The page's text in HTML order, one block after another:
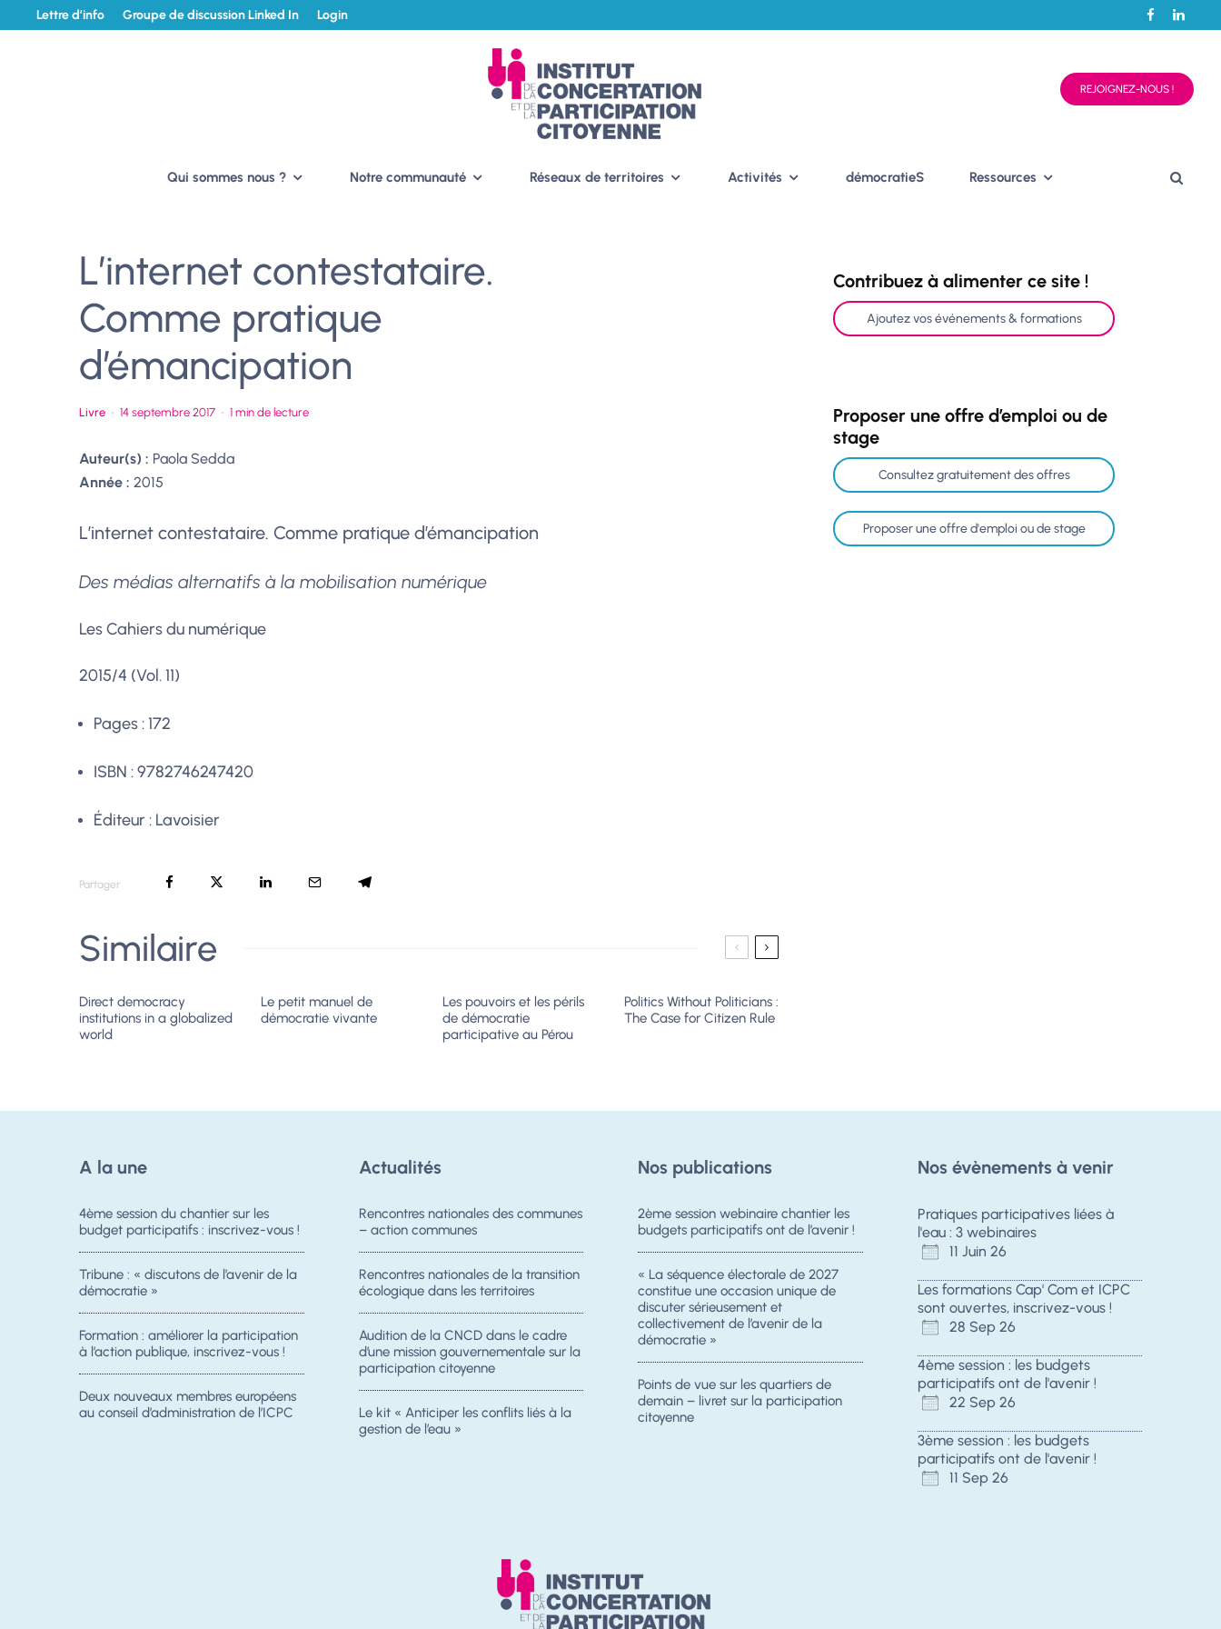
Lettre d’info Groupe de discussion Linked In Login
REJOIGNEZ-NOUS !
Qui sommes nous ? Notre communauté Réseaux de territoires Activités démocratieS Ressources
L’internet contestataire.
Comme pratique
d’émancipation
Livre · 14 septembre 2017 · 1 min de lecture
Auteur(s) : Paola Sedda
Année : 2015
L’internet contestataire. Comme pratique d’émancipation
Des médias alternatifs à la mobilisation numérique
Les Cahiers du numérique
2015/4 (Vol. 11)
Pages :172
ISBN :9782746247420
Éditeur : Lavoisier
Partager
Similaire
Direct democracy
institutions in a globalized
world
Le petit manuel de
démocratie vivante
Les pouvoirs et les périls
de démocratie
participative au Pérou
Politics Without Politicians :
The Case for Citizen Rule
Contribuez à alimenter ce site !
Ajoutez vos événements & formations
Proposer une offre d’emploi ou de
stage
Consultez gratuitement des offres
Proposer une offre d'emploi ou de stage
A la une
4ème session du chantier sur les
budget participatifs : inscrivez-vous !
Tribune : « discutons de l’avenir de la
démocratie »
Formation : améliorer la participation
à l’action publique, inscrivez-vous !
Deux nouveaux membres européens
au conseil d’administration de l’ICPC
Actualités
Rencontres nationales des communes
– action communes
Rencontres nationales de la transition
écologique dans les territoires
Audition de la CNCD dans le cadre
d’une mission gouvernementale sur la
participation citoyenne
Le kit « Anticiper les conflits liés à la
gestion de l’eau »
Nos publications
2ème session webinaire chantier les
budgets participatifs ont de l’avenir !
« La séquence électorale de 2027
constitue une occasion unique de
discuter sérieusement et
collectivement de l’avenir de la
démocratie »
Points de vue sur les quartiers de
demain – livret sur la participation
citoyenne
Nos évènements à venir
Pratiques participatives liées à
l'eau : 3 webinaires
11 Juin 26
Les formations Cap' Com et ICPC
sont ouvertes, inscrivez-vous !
28 Sep 26
4ème session : les budgets
participatifs ont de l'avenir !
22 Sep 26
3ème session : les budgets
participatifs ont de l'avenir !
11 Sep 26